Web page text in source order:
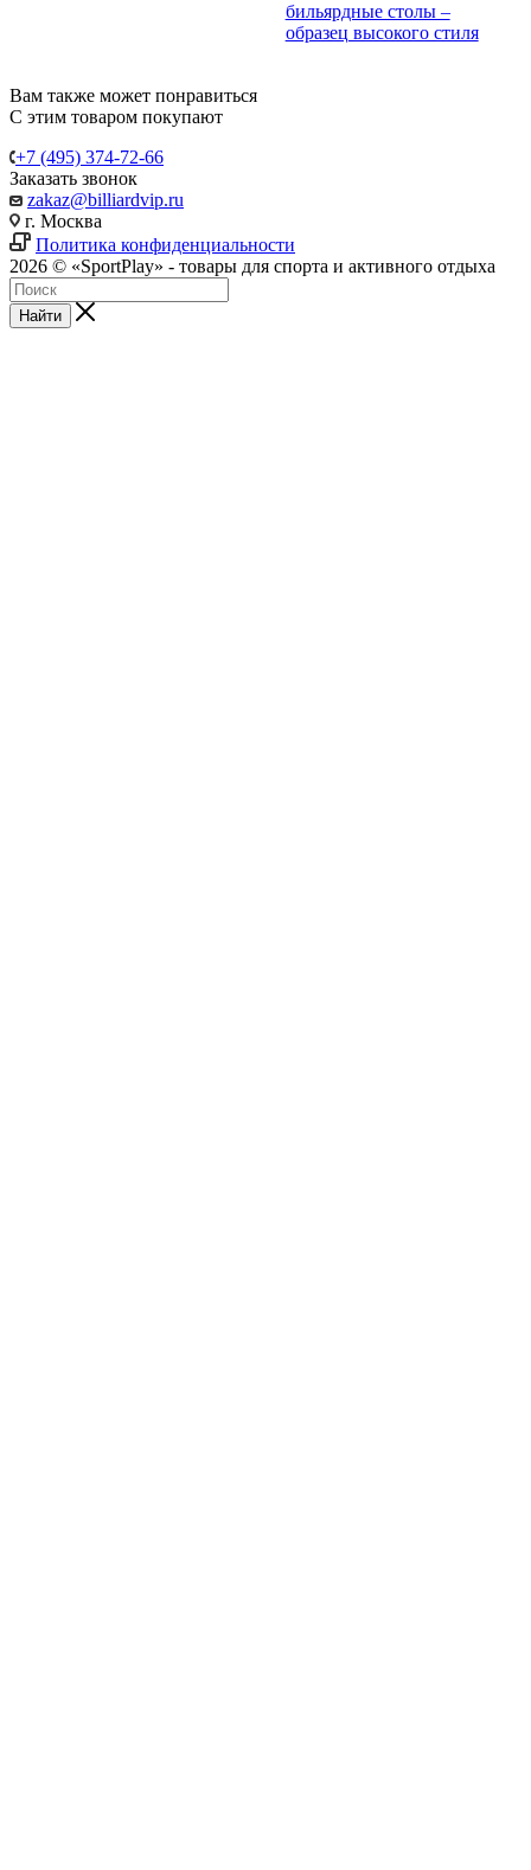
бильярдные столы –
образец высокого стиля
Вам также может понравиться
С этим товаром покупают
+7 (495) 374-72-66
Заказать звонок
zakaz@billiardvip.ru
г. Москва
Политика конфиденциальности
2026 © «SportPlay» - товары для спорта и активного отдыха
Найти